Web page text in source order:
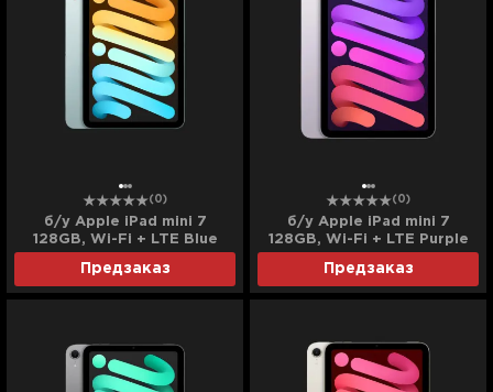
(0)
б/у Apple iPad mini 7
128GB, Wi-Fi + LTE Blue
Предзаказ
(0)
б/у Apple iPad mini 7
128GB, Wi-Fi + LTE Purple
Предзаказ